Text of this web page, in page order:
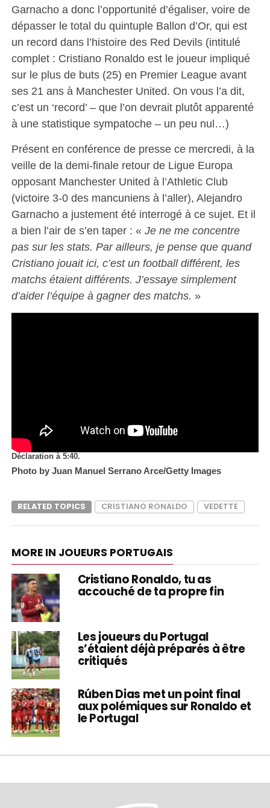
Garnacho a donc l’opportunité d’égaliser, voire de
dépasser le total du quintuple Ballon d’Or, qui est
un record dans l’histoire des Red Devils (intitulé
complet : Cristiano Ronaldo est le joueur impliqué
sur le plus de buts (25) en Premier League avant
ses 21 ans à Manchester United. On vous l’a dit,
c’est un ‘record’ – que l’on devrait plutôt apparenté
à une statistique sympatoche – un peu nul…)
Présent en conférence de presse ce mercredi, à la
veille de la demi-finale retour de Ligue Europa
opposant Manchester United à l’Athletic Club
(victoire 3-0 des mancuniens à l’aller), Alejandro
Garnacho a justement été interrogé à ce sujet. Et il
a bien l’air de s’en taper : « Je ne me concentre
pas sur les stats. Par ailleurs, je pense que quand
Cristiano jouait ici, c’est un football différent, les
matchs étaient différents. J’essaye simplement
d’aider l’équipe à gagner des matchs. »
Déclaration à 5:40.
Photo by Juan Manuel Serrano Arce/Getty Images
RELATED TOPICS CRISTIANO RONALDO VEDETTE
MORE IN JOUEURS PORTUGAIS
Cristiano Ronaldo, tu as
accouché de ta propre fin
Les joueurs du Portugal
s’étaient déjà préparés à être
critiqués
Rúben Dias met un point final
aux polémiques sur Ronaldo et
le Portugal